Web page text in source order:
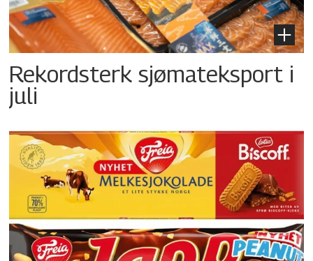
Rekordsterk sjømateksport i
juli